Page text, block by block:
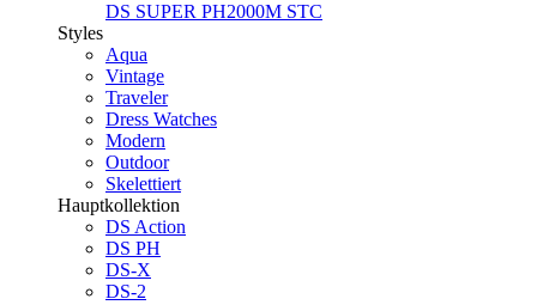
DS SUPER PH2000M STC
Styles
Aqua
Vintage
Traveler
Dress Watches
Modern
Outdoor
Skelettiert
Hauptkollektion
DS Action
DS PH
DS-X
DS-2